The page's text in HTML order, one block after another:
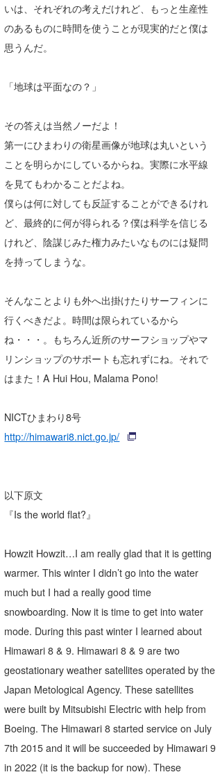
いは、それぞれの考えだけれど、もっと生産性
のあるものに時間を使うことが現実的だと僕は
思うんだ。
「地球は平面なの？」
その答えは当然ノーだよ！
第一にひまわりの衛星画像が地球は丸いという
ことを明らかにしているからね。実際に水平線
を見てもわかることだよね。
僕らは何に対しても反証することができるけれ
ど、最終的に何が得られる？僕は科学を信じる
けれど、陰謀じみた権力みたいなものには疑問
を持ってしまうな。
そんなことよりも外へ出掛けたりサーフィンに
行くべきだよ。時間は限られているから
ね・・・。もちろん近所のサーフショップやマ
リンショップのサポートも忘れずにね。それで
はまた！A Hui Hou, Malama Pono!
NICTひまわり8号
http://himawari8.nict.go.jp/
以下原文
『Is the world flat?』
Howzit Howzit…I am really glad that it is getting
warmer. This winter I didn’t go into the water
much but I had a really good time
snowboarding. Now it is time to get into water
mode. During this past winter I learned about
Himawari 8 & 9. Himawari 8 & 9 are two
geostationary weather satellites operated by the
Japan Metological Agency. These satellites
were built by Mitsubishi Electric with help from
Boeing. The Himawari 8 started service on July
7th 2015 and it will be succeeded by Himawari 9
in 2022 (it is the backup for now). These